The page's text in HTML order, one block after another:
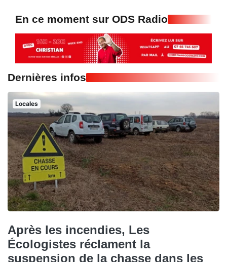
En ce moment sur ODS Radio
Dernières infos
Locales
Après les incendies, Les
Écologistes réclament la
suspension de la chasse dans les